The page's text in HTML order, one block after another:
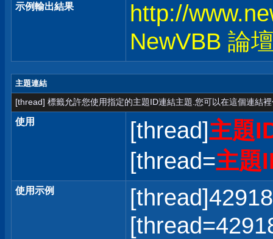
示例輸出結果
http://
NewVBB 論
主題連結
[thread] 標籤允許您使用指定的主題ID連結主題.您可以在這個連結
使用 [thread]主題
[thread=主題
使用示例